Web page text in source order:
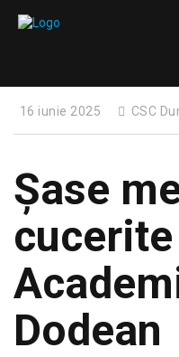
16 iunie 2025 CSC
Șase
Dodean